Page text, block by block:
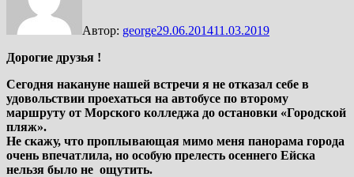
Автор: george29.06.201411.03.2019
Дорогие друзья !
Сегодня накануне нашей встречи я не отказал себе в
удовольствии проехаться на автобусе по второму
маршруту от Морского колледжа до остановки «Городской
пляж».
Не скажу, что проплывающая мимо меня панорама города
очень впечатлила, но особую прелесть осеннего Ейска
нельзя было не ощутить.